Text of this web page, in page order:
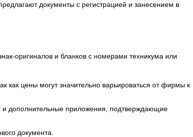
предлагают документы с регистрацией и занесением в
оригиналов и бланков с номерами техникума или
как цены могут значительно варьироваться от фирмы к
и дополнительные приложения, подтверждающие
документа.